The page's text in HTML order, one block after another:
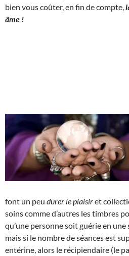
bien vous coûter, en fin de compte,
âme !
font un peu durer le plaisiret
soins comme d’autres les timbres
qu’une personne soit guérie en une
mais si le nombre de séances est
entérine, alors le récipiendaire (le